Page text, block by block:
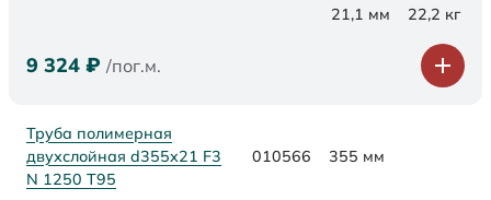
21,1 мм 22,2 кг
9 324 ₽ /пог.м.
Труба полимерная
двухслойная d355x21 F3
N 1250 Т95
010566 355 мм